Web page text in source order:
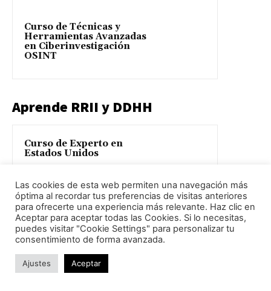
Curso de Técnicas y
Herramientas Avanzadas
en Ciberinvestigación
OSINT
Aprende RRII y DDHH
Curso de Experto en
Estados Unidos
Curso de Derecho
Internacional
Humanitario
Curso de Experto en
Las cookies de esta web permiten una navegación más
óptima al recordar tus preferencias de visitas anteriores
para ofrecerte una experiencia más relevante. Haz clic en
Aceptar para aceptar todas las Cookies. Si lo necesitas,
puedes visitar "Cookie Settings" para personalizar tu
consentimiento de forma avanzada.
Ajustes Aceptar